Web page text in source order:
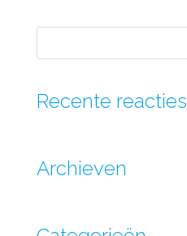
Recente reacties
Archieven